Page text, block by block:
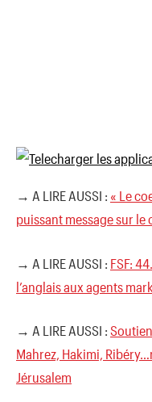
→ A LIRE AUSSI : « Le
puissant message sur
→ A LIRE AUSSI : FSF:
l’anglais aux agents
→ A LIRE AUSSI :
Mahrez, Hakimi,
Jérusalem